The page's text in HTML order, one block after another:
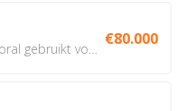
€80.000